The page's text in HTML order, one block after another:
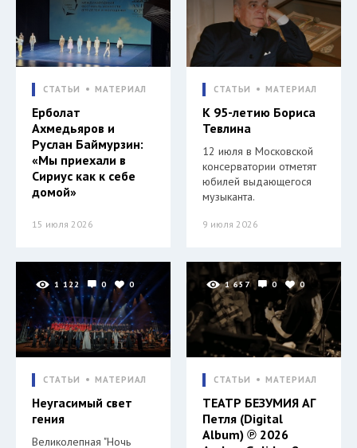
СТАТЬИ МАТЕРИАЛ
Ерболат
Ахмедьяров и
Руслан Баймурзин:
«Мы приехали в
Сириус как к себе
домой»
15 июля 2026
СТАТЬИ МАТЕРИАЛ
К 95-летию Бориса
Тевлина
12 июля в Московской
консерватории отметят
юбилей выдающегося
музыканта.
9 июля 2026
1 122 0 0
СТАТЬИ МАТЕРИАЛ
Неугасимый свет
гения
Великолепная "Ночь
1 657 0 0
СТАТЬИ МАТЕРИАЛ
ТЕАТР БЕЗУМИЯ АГ
Петля (Digital
Album) ℗ 2026